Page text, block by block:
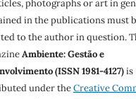
photographs or art in
in the publications must
to the author in question.
Ambiente: Gestão e
(ISSN 1981-4127)is
under theCreative